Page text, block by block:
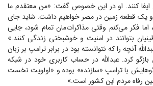
ایفا کنند. او در این خصوص گفت: «من معتقدم ما
یک قطعه زمین در مصر خواهیم داشت. شاید جای
فکر می‌کنم وقتی مذاکرات‌مان تمام شود، جایی
بتوانند در امنیت و خوشبختی زندگی کنند.»
آنچه را که نتوانسته بود در برابر ترامپ بر زبان
کرد. عبدالله در حساب کاربری خود در شبکه
با ترامپ «سازنده» بوده و «اولویت نخست
رفاه مردم این کشور است.»